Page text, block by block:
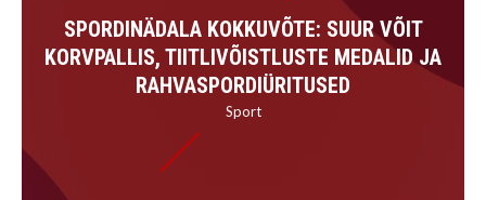
SPORDINÄDALA KOKKUVÕTE: SUUR VÕIT
KORVPALLIS, TIITLIVÕISTLUSTE MEDALID JA
RAHVASPORDIÜRITUSED
Sport